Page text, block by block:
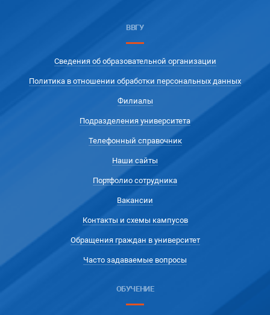
ВВГУ
Сведения об образовательной организации
Политика в отношении обработки персональных данных
Филиалы
Подразделения университета
Телефонный справочник
Наши сайты
Портфолио сотрудника
Вакансии
Контакты и схемы кампусов
Обращения граждан в университет
Часто задаваемые вопросы
ОБУЧЕНИЕ